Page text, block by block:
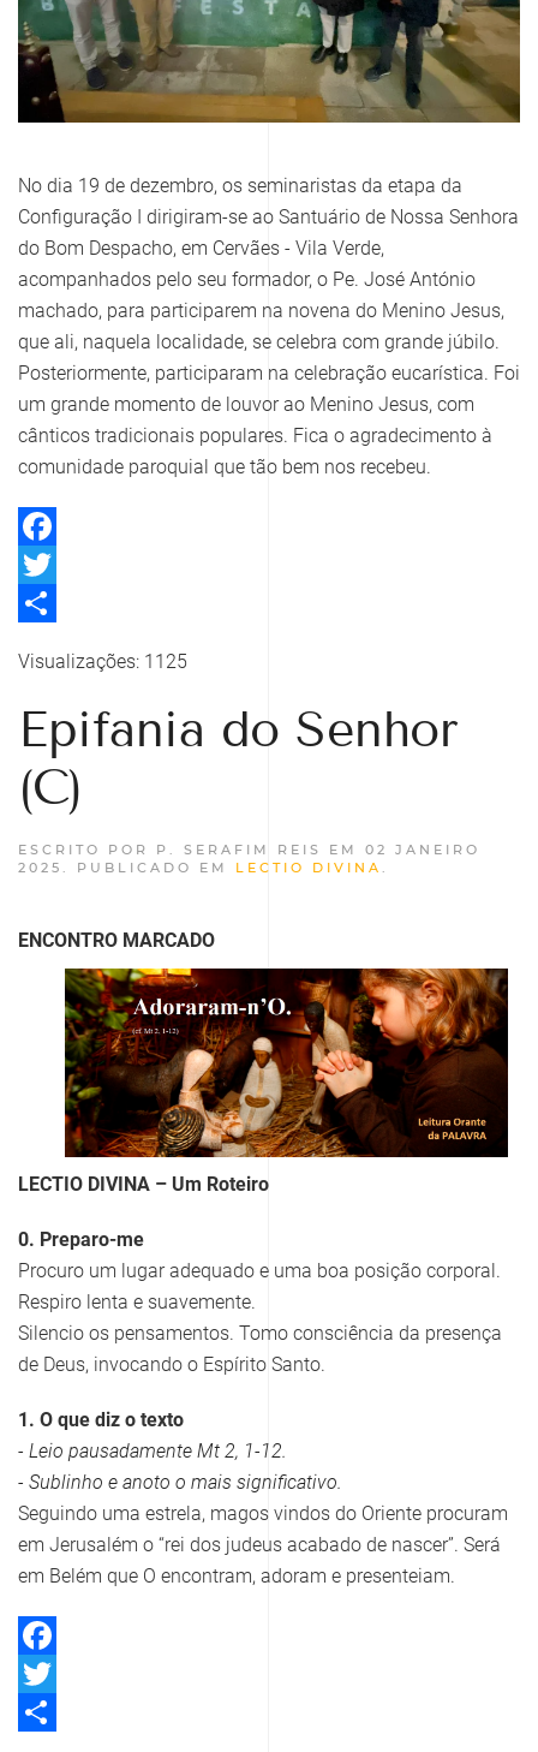
No dia 19 de dezembro, os seminaristas da etapa da
Configuração I dirigiram-se ao Santuário de Nossa Senhora
do Bom Despacho, em Cervães - Vila Verde,
acompanhados pelo seu formador, o Pe. José António
machado, para participarem na novena do Menino Jesus,
que ali, naquela localidade, se celebra com grande júbilo.
Posteriormente, participaram na celebração eucarística. Foi
um grande momento de louvor ao Menino Jesus, com
cânticos tradicionais populares. Fica o agradecimento à
comunidade paroquial que tão bem nos recebeu.
Facebook
Twitter
Visualizações: 1125
Epifania do Senhor
(C)
ESCRITO POR P. SERAFIM REIS EM 02 JANEIRO
2025 . PUBLICADO EM LECTIO DIVINA .
ENCONTRO MARCADO
LECTIO DIVINA – Um Roteiro
0. Preparo-me
Procuro um lugar adequado e uma boa posição corporal.
Respiro lenta e suavemente.
Silencio os pensamentos. Tomo consciência da presença
de Deus, invocando o Espírito Santo.
1. O que diz o texto
- Leio pausadamente Mt 2, 1-12.
- Sublinho e anoto o mais significativo.
Seguindo uma estrela, magos vindos do Oriente procuram
em Jerusalém o “rei dos judeus acabado de nascer”. Será
em Belém que O encontram, adoram e presenteiam.
Facebook
Twitter